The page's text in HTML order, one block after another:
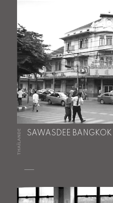
THAÏLANDE SAWASDEE BANGKOK